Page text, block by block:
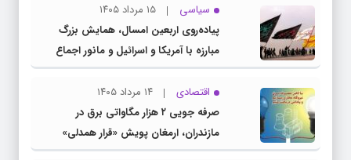
سیاسی
۱۵ مرداد ۱۴۰۵
پیاده‌روی اربعین امسال، همایش بزرگ
مبارزه با آمریکا و اسرائیل و مانور اجماع
جبهه مقاومت و ملت‌های آزادی‌خواه در برابر
استکبار بود
اقتصادی
۱۴ مرداد ۱۴۰۵
صرفه جویی ۲ هزار مگاواتی برق در
مازندران، ارمغان پویش «قرار همدلی»